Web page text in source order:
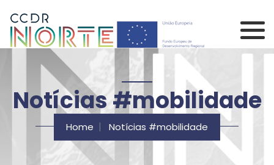
Comissão de
Notícias #mobilidade
Home Notícias #mobilidade